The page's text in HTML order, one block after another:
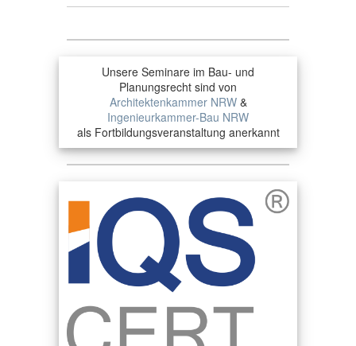
Unsere Seminare im Bau- und
Planungsrecht sind von
Architektenkammer NRW&
Ingenieurkammer-Bau NRW
als Fortbildungsveranstaltung anerkannt